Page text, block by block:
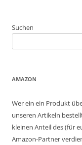
Suchen
AMAZON
Wer ein ein Produkt
unseren Artikeln
kleinen Anteil des (für
Amazon-Partner